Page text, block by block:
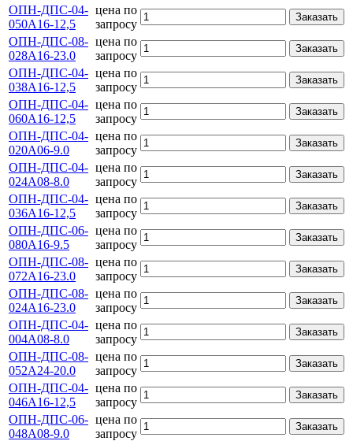
ОПН-ДПС-04-
050А16-12,5
цена по
запросу
Заказать
ОПН-ДПС-08-
028А16-23.0
цена по
запросу
Заказать
ОПН-ДПС-04-
038А16-12,5
цена по
запросу
Заказать
ОПН-ДПС-04-
060А16-12,5
цена по
запросу
Заказать
ОПН-ДПС-04-
020А06-9.0
цена по
запросу
Заказать
ОПН-ДПС-04-
024А08-8.0
цена по
запросу
Заказать
ОПН-ДПС-04-
036А16-12,5
цена по
запросу
Заказать
ОПН-ДПС-06-
080А16-9.5
цена по
запросу
Заказать
ОПН-ДПС-08-
072А16-23.0
цена по
запросу
Заказать
ОПН-ДПС-08-
024А16-23.0
цена по
запросу
Заказать
ОПН-ДПС-04-
004А08-8.0
цена по
запросу
Заказать
ОПН-ДПС-08-
052А24-20.0
цена по
запросу
Заказать
ОПН-ДПС-04-
046А16-12,5
цена по
запросу
Заказать
ОПН-ДПС-06-
048А08-9.0
цена по
запросу
Заказать